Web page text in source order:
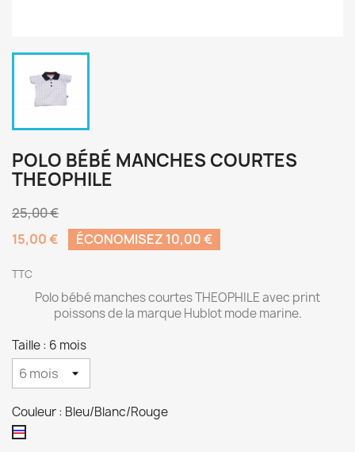
POLO BÉBÉ MANCHES COURTES
THEOPHILE
25,00 €
15,00 €
ÉCONOMISEZ 10,00 €
TTC
Polo bébé manches courtes THEOPHILE avec print
poissons de la marque Hublot mode marine.
Taille : 6 mois
Couleur : Bleu/Blanc/Rouge
Bleu/Blanc/Rouge